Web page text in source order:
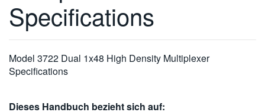
DEUTSCH
VIỆT NAM
简体中文
日本語
Specifications
Model 3722 Dual 1x48 High Density Multiplexer
Specifications
Dieses Handbuch bezieht sich auf: